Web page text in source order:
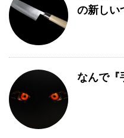
の新しい
なんで『